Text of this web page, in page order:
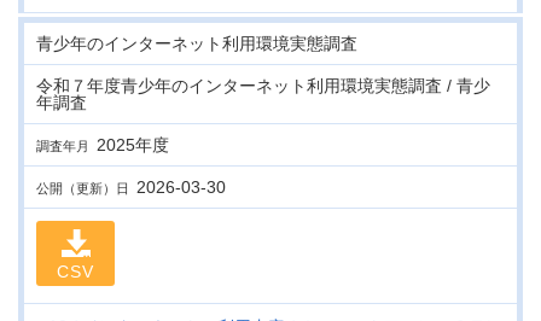
青少年のインターネット利用環境実態調査
令和７年度青少年のインターネット利用環境実態調査 / 青少
年調査
調査年月 2025年度
公開（更新）日 2026-03-30
CSV